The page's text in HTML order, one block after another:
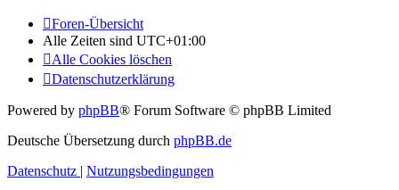
Foren-Übersicht
Alle Zeiten sind UTC+01:00
Alle Cookies löschen
Datenschutzerklärung
Powered by phpBB® Forum Software © phpBB Limited
Deutsche Übersetzung durch phpBB.de
Datenschutz | Nutzungsbedingungen